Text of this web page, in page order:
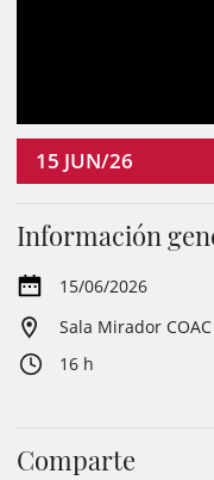
15 JUN/26
Información
15/06/2026
Sala Mirador
16 h
Comparte